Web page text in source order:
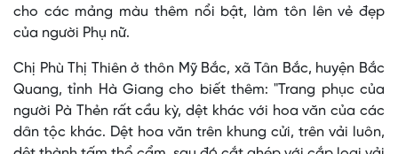
cho các mảng màu thêm nổi bật, làm tôn lên vẻ đẹp
của người Phụ nữ.
Chị Phù Thị Thiên ở thôn Mỹ Bắc, xã Tân Bắc, huyện Bắc
Quang, tỉnh Hà Giang cho biết thêm: "Trang phục của
người Pà Thẻn rất cầu kỳ, dệt khác với hoa văn của các
dân tộc khác. Dệt hoa văn trên khung cửi, trên vải luôn,